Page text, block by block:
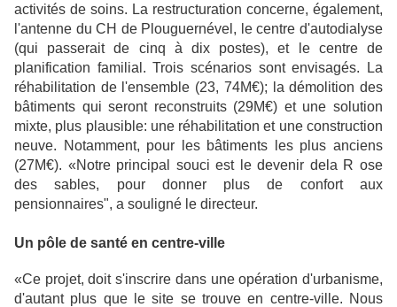
activités de soins. La restructuration concerne, également,
l'antenne du CH de Plouguernével, le centre d'autodialyse
(qui passerait de cinq à dix postes), et le centre de
planification familial. Trois scénarios sont envisagés. La
réhabilitation de l'ensemble (23, 74M€); la démolition des
bâtiments qui seront reconstruits (29M€) et une solution
mixte, plus plausible: une réhabilitation et une construction
neuve. Notamment, pour les bâtiments les plus anciens
(27M€). «Notre principal souci est le devenir dela R ose
des sables, pour donner plus de confort aux
pensionnaires", a souligné le directeur.
Un pôle de santé en centre-ville
«Ce projet, doit s'inscrire dans une opération d'urbanisme,
d'autant plus que le site se trouve en centre-ville. Nous